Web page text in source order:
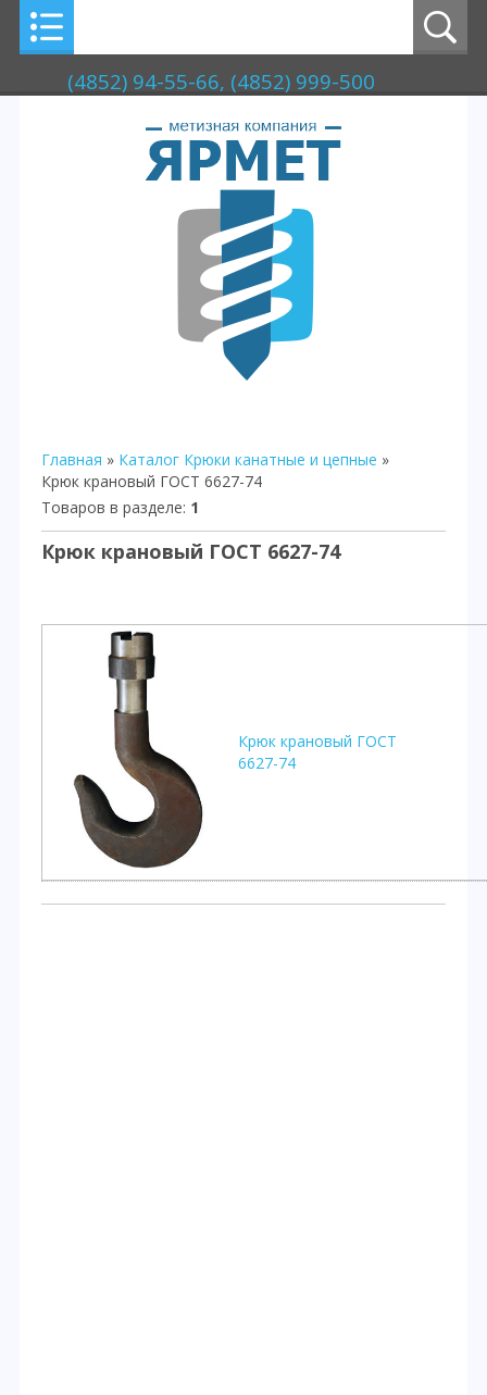
(4852) 94-55-66, (4852) 999-500
Главная » Каталог Крюки канатные и цепные »
Крюк крановый ГОСТ 6627-74
Товаров в разделе: 1
Крюк крановый ГОСТ 6627-74
Крюк крановый ГОСТ
6627-74